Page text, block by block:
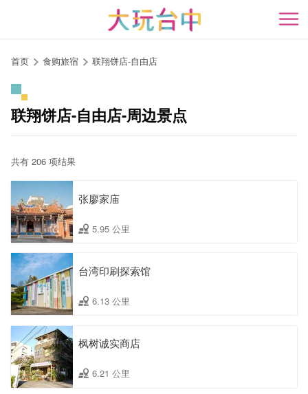
开
首页 食购旅宿 联翔饼店-自由店
联翔饼店-自由店-周边景点
共有 206 项结果
张廖家庙
5.95 公里
台湾印刷探索馆
6.13 公里
枫树诚实商店
6.21 公里